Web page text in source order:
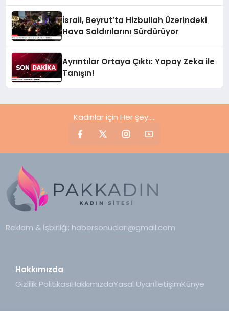
İsrail, Beyrut’ta Hizbullah Üzerindeki
Hava Saldırılarını Sürdürüyor
Ayrıntılar Ortaya Çıktı: Yapay Zeka ile
Tanışın!
Kadınlar için Her şey.....
Reklam & İşbirliği: habersonuclari@gmail.com
Hakkımızda
Gizlilik PolitikasıHakkımızdaYasal UyarıİletişimKünye